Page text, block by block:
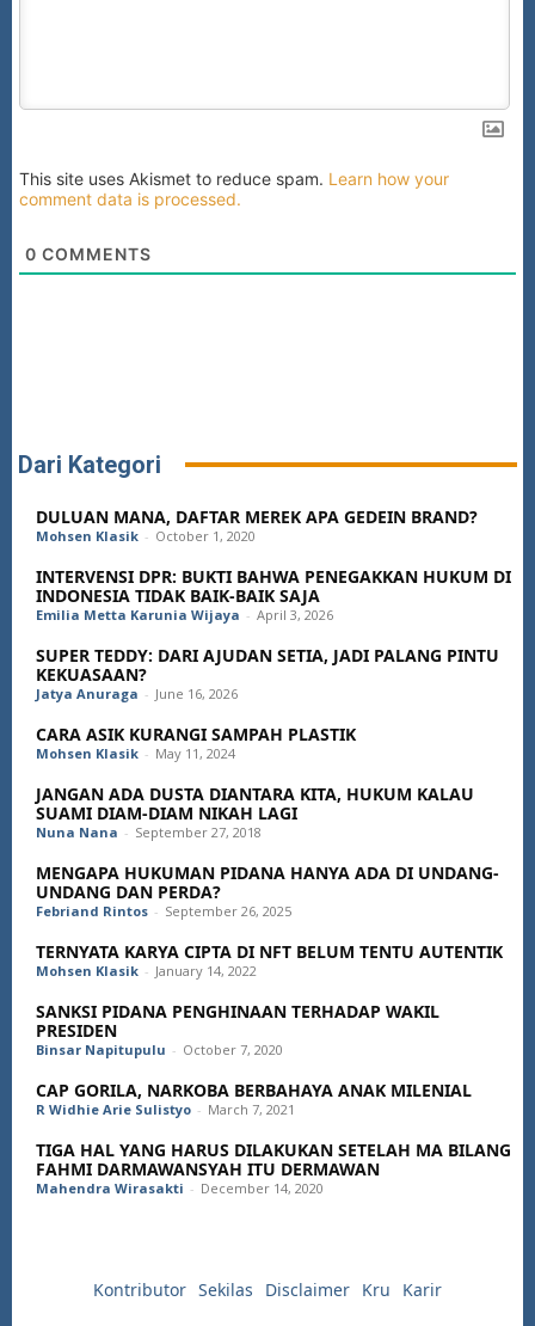
This site uses Akismet to reduce spam. Learn how your
comment data is processed.
0 COMMENTS
Dari Kategori
DULUAN MANA, DAFTAR MEREK APA GEDEIN BRAND?
Mohsen Klasik - October 1, 2020
INTERVENSI DPR: BUKTI BAHWA PENEGAKKAN HUKUM DI
INDONESIA TIDAK BAIK-BAIK SAJA
Emilia Metta Karunia Wijaya - April 3, 2026
SUPER TEDDY: DARI AJUDAN SETIA, JADI PALANG PINTU
KEKUASAAN?
Jatya Anuraga - June 16, 2026
CARA ASIK KURANGI SAMPAH PLASTIK
Mohsen Klasik - May 11, 2024
JANGAN ADA DUSTA DIANTARA KITA, HUKUM KALAU
SUAMI DIAM-DIAM NIKAH LAGI
Nuna Nana - September 27, 2018
MENGAPA HUKUMAN PIDANA HANYA ADA DI UNDANG-
UNDANG DAN PERDA?
Febriand Rintos - September 26, 2025
TERNYATA KARYA CIPTA DI NFT BELUM TENTU AUTENTIK
Mohsen Klasik - January 14, 2022
SANKSI PIDANA PENGHINAAN TERHADAP WAKIL
PRESIDEN
Binsar Napitupulu - October 7, 2020
CAP GORILA, NARKOBA BERBAHAYA ANAK MILENIAL
R Widhie Arie Sulistyo - March 7, 2021
TIGA HAL YANG HARUS DILAKUKAN SETELAH MA BILANG
FAHMI DARMAWANSYAH ITU DERMAWAN
Mahendra Wirasakti - December 14, 2020
Kontributor Sekilas Disclaimer Kru Karir